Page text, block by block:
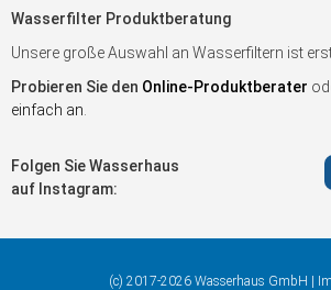
Wasserfilter Produktberatung
Unsere große Auswahl an Wasserfiltern ist
Probieren Sie den Online-Produktberater
einfach an
Folgen Sie Wasserhaus
auf Instagram:
(c) 2017-2026 Wasserhaus GmbH |